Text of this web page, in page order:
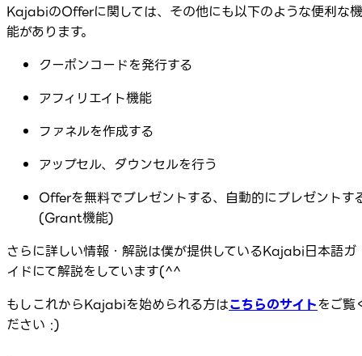
KajabiのOfferに関しては、その他にも以下のような便利な機
能があります。
クーポンコードを発行する
アフィリエイト機能
ファネルを作成する
アップセル、ダウンセルを行う
Offerを無料でプレゼントする、自動的にプレゼントす
(Grant機能)
さらに詳しい情報・解説は僕が提供しているKajabi日本語ガ
イドにて解説をしています(^^
もしこれからKajabiを始められる方はこちらのサイトをご覧
ださい :)